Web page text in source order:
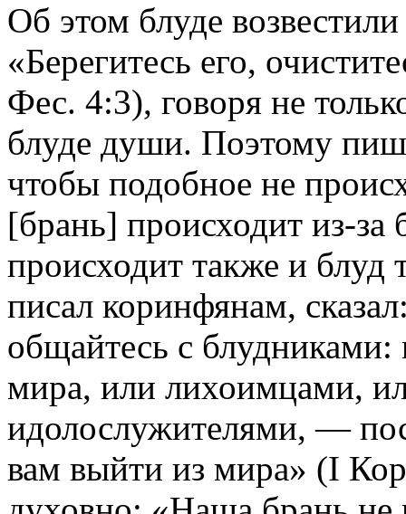
Об этом блуде
«Берегитесь его,
Фес. 4:3), говоря не
блуде души. Поэтому
чтобы подобное не
[брань] происходит из-за
происходит также и блуд
писал коринфянам,
общайтесь с
мира, или лихоимцами,
идолослужителями, —
вам выйти из мира» (I